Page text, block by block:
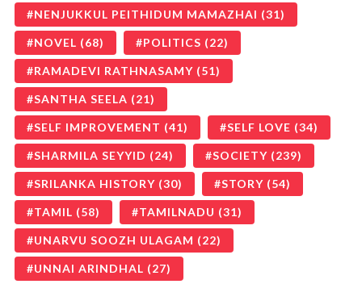
NENJUKKUL PEITHIDUM MAMAZHAI (31)
NOVEL (68) POLITICS (22)
RAMADEVI RATHNASAMY (51)
SANTHA SEELA (21)
SELF IMPROVEMENT (41) SELF LOVE (34)
SHARMILA SEYYID (24) SOCIETY (239)
SRILANKA HISTORY (30) STORY (54)
TAMIL (58) TAMILNADU (31)
UNARVU SOOZH ULAGAM (22)
UNNAI ARINDHAL (27)